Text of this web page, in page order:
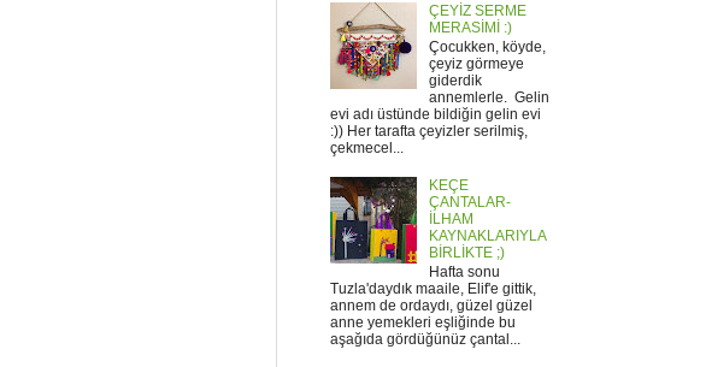
ÇEYİZ SERME
MERASİMİ :)
Çocukken, köyde,
çeyiz görmeye
giderdik
annemlerle. Gelin
evi adı üstünde bildiğin gelin evi
:)) Her tarafta çeyizler serilmiş,
çekmecel...
KEÇE
ÇANTALAR-
İLHAM
KAYNAKLARIYLA
BİRLİKTE ;)
Hafta sonu
Tuzla'daydık maaile, Elif'e gittik,
annem de ordaydı, güzel güzel
anne yemekleri eşliğinde bu
aşağıda gördüğünüz çantal...